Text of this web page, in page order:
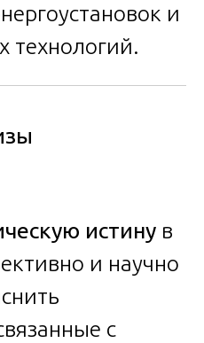
и
истину в
и научно
с